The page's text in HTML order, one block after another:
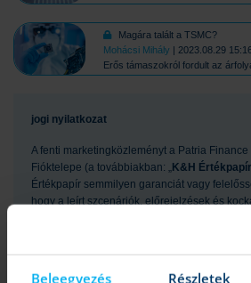
Beleegyezés Részletek
Magára talált a TSMC?
Mohácsi Mihály | 2023.08.29
Erős támaszokról fordult az
jogi nyilatkozat
A fenti marketingközleményt a Patria
Fióktelepe (a továbbiakban: „K&H Értékpapír
Értékpapír semmilyen garanciát vagy
hogy a leírt szcenáriók, előrejelzések és
várakozásokat tükrözik és valóságban is
marketingközleményben szereplő
tájékoztató jellegű. A pénzügyi eszközök